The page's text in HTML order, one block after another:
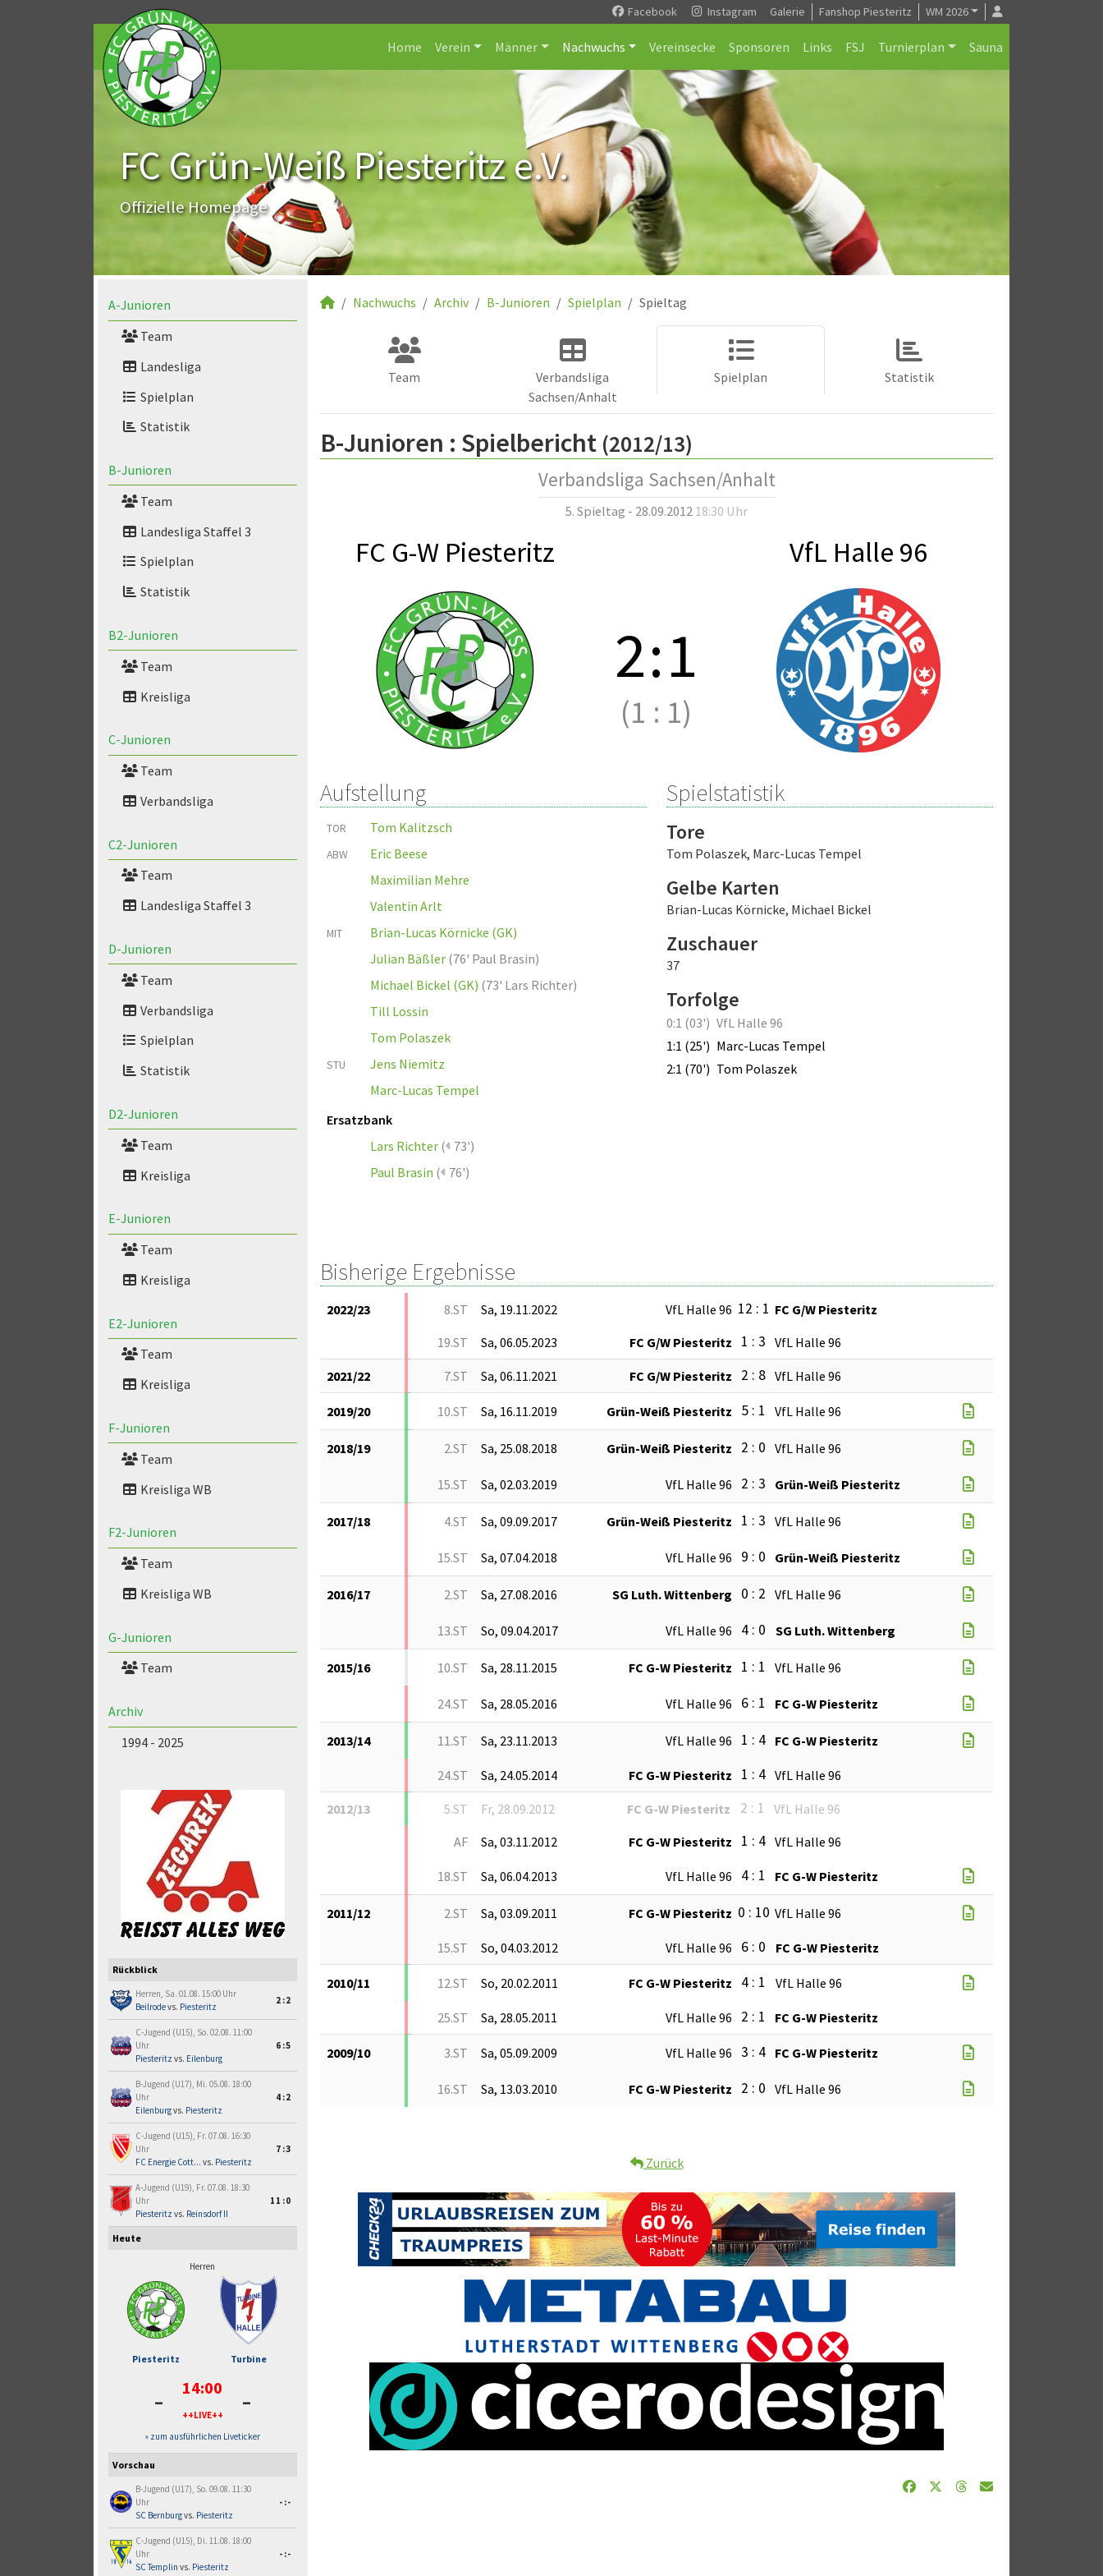
Facebook Instagram Galerie Fanshop Piesteritz WM 2026
Home Verein Männer Nachwuchs Vereinsecke Sponsoren Links FSJ Turnierplan Sauna
FC Grün-Weiß Piesteritz e.V.
Offizielle Homepage
A-Junioren
Team
Landesliga
Spielplan
Statistik
B-Junioren
Team
Landesliga Staffel 3
Spielplan
Statistik
B2-Junioren
Team
Kreisliga
C-Junioren
Team
Verbandsliga
C2-Junioren
Team
Landesliga Staffel 3
D-Junioren
Team
Verbandsliga
Spielplan
Statistik
D2-Junioren
Team
Kreisliga
E-Junioren
Team
Kreisliga
E2-Junioren
Team
Kreisliga
F-Junioren
Team
Kreisliga WB
F2-Junioren
Team
Kreisliga WB
G-Junioren
Team
Archiv
1994 - 2025
Rückblick
Herren, Sa. 01.08. 15:00 Uhr
Beilrodevs. Piesteritz
2:2
C-Jugend (U15), So. 02.08. 11:00
Uhr
Piesteritz vs. Eilenburg
6:5
B-Jugend (U17), Mi. 05.08. 18:00
Uhr
Eilenburgvs. Piesteritz
4:2
C-Jugend (U15), Fr. 07.08. 16:30
Uhr
FC Energie Cott... vs. Piesteritz
7:3
A-Jugend (U19), Fr. 07.08. 18:30
Uhr
Piesteritz vs. Reinsdorf II
11:0
Heute
Herren
Piesteritz Turbine
- 14:00
++LIVE++ -
» zum ausführlichen Liveticker
Vorschau
B-Jugend (U17), So. 09.08. 11:30
Uhr
SC Bernburgvs. Piesteritz
-:-
C-Jugend (U15), Di. 11.08. 18:00
Uhr
SC Templin vs. Piesteritz
-:-
Nachwuchs Archiv B-Junioren Spielplan Spieltag
Team
Verbandsliga
Sachsen/Anhalt
Spielplan Statistik
B-Junioren : Spielbericht (2012/13)
Verbandsliga Sachsen/Anhalt
5. Spieltag - 28.09.2012 18:30 Uhr
FC G-W Piesteritz VfL Halle 96
2:1
(1 : 1)
Aufstellung
TOR Tom Kalitzsch
ABW
Eric Beese
Maximilian Mehre
Valentin Arlt
MIT
Brian-Lucas Körnicke (GK)
Julian Bäßler (76' Paul Brasin)
Michael Bickel (GK) (73' Lars Richter)
Till Lossin
Tom Polaszek
STU
Jens Niemitz
Marc-Lucas Tempel
Ersatzbank
Lars Richter ( 73')
Paul Brasin ( 76')
Spielstatistik
Tore
Tom Polaszek, Marc-Lucas Tempel
Gelbe Karten
Brian-Lucas Körnicke, Michael Bickel
Zuschauer
37
Torfolge
0:1 (03') VfL Halle 96
1:1 (25') Marc-Lucas Tempel
2:1 (70') Tom Polaszek
Bisherige Ergebnisse
2022/23 8.ST Sa, 19.11.2022 VfL Halle 96 12 : 1 FC G/W Piesteritz
19.ST
Sa, 06.05.2023 FC G/W Piesteritz 1 : 3 VfL Halle 96
2021/22 7.ST Sa, 06.11.2021 FC G/W Piesteritz 2 : 8 VfL Halle 96
2019/20 10.ST Sa, 16.11.2019 Grün-Weiß Piesteritz 5 : 1 VfL Halle 96
2018/19 2.ST Sa, 25.08.2018 Grün-Weiß Piesteritz 2 : 0 VfL Halle 96
15.ST Sa, 02.03.2019 VfL Halle 96 2 : 3 Grün-Weiß Piesteritz
2017/18 4.ST Sa, 09.09.2017 Grün-Weiß Piesteritz 1 : 3 VfL Halle 96
15.ST Sa, 07.04.2018 VfL Halle 96 9 : 0 Grün-Weiß Piesteritz
2016/17 2.ST Sa, 27.08.2016 SG Luth. Wittenberg 0 : 2 VfL Halle 96
13.ST So, 09.04.2017 VfL Halle 96 4 : 0 SG Luth. Wittenberg
2015/16 10.ST Sa, 28.11.2015 FC G-W Piesteritz 1 : 1 VfL Halle 96
24.ST Sa, 28.05.2016 VfL Halle 96 6 : 1 FC G-W Piesteritz
2013/14 11.ST Sa, 23.11.2013 VfL Halle 96 1 : 4 FC G-W Piesteritz
24.ST Sa, 24.05.2014 FC G-W Piesteritz 1 : 4 VfL Halle 96
2012/13 5.ST Fr, 28.09.2012 FC G-W Piesteritz 2 : 1
VfL Halle 96
AF
Sa, 03.11.2012 FC G-W Piesteritz 1 : 4 VfL Halle 96
18.ST Sa, 06.04.2013 VfL Halle 96 4 : 1 FC G-W Piesteritz
2011/12 2.ST Sa, 03.09.2011 FC G-W Piesteritz 0 : 10 VfL Halle 96
15.ST So, 04.03.2012 VfL Halle 96 6 : 0 FC G-W Piesteritz
2010/11 12.ST So, 20.02.2011 FC G-W Piesteritz 4 : 1 VfL Halle 96
25.ST Sa, 28.05.2011 VfL Halle 96 2 : 1 FC G-W Piesteritz
2009/10 3.ST Sa, 05.09.2009 VfL Halle 96 3 : 4 FC G-W Piesteritz
16.ST Sa, 13.03.2010 FC G-W Piesteritz 2 : 0 VfL Halle 96
Zurück